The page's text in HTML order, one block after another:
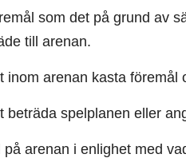
som det på grund av
till arenan.
arenan kasta föremål
spelplanen eller
arenan i enlighet med